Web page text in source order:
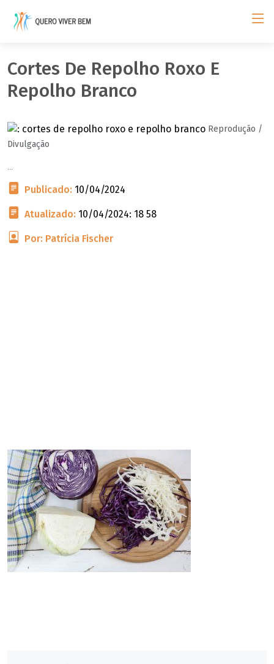
Cortes De Repolho Roxo E
Repolho Branco
Reprodução /
Divulgação
...
Publicado: 10/04/2024
Atualizado: 10/04/2024: 18 58
Por: Patrícia Fischer